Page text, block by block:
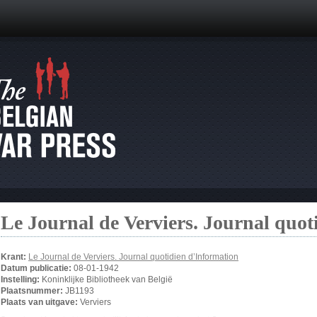
Le Journal de Verviers. Journal
Krant: Le Journal de Verviers. Journal quotidien d’Information
Datum publicatie: 08-01-1942
Instelling: Koninklijke Bibliotheek van België
Plaatsnummer: JB1193
Plaats van uitgave: Verviers